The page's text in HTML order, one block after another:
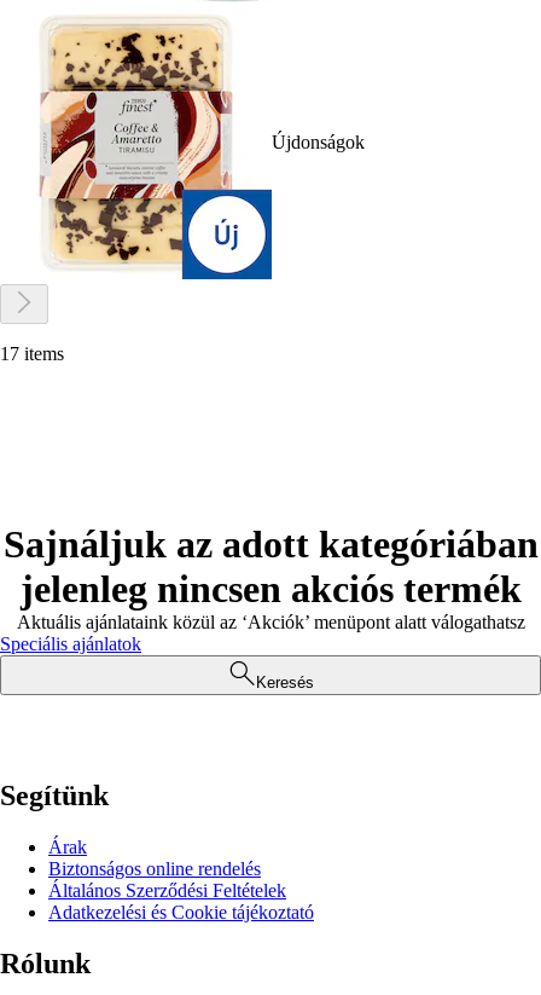
Újdonságok
17 items
Sajnáljuk az adott kategóriában
jelenleg nincsen akciós termék
Aktuális ajánlataink közül az ‘Akciók’ menüpont alatt válogathatsz
Speciális ajánlatok
Keresés
Segítünk
Árak
Biztonságos online rendelés
Általános Szerződési Feltételek
Adatkezelési és Cookie tájékoztató
Rólunk